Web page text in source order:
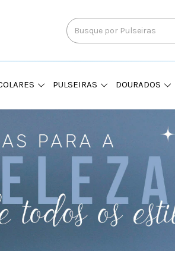
PULSEIRAS DOURADOS